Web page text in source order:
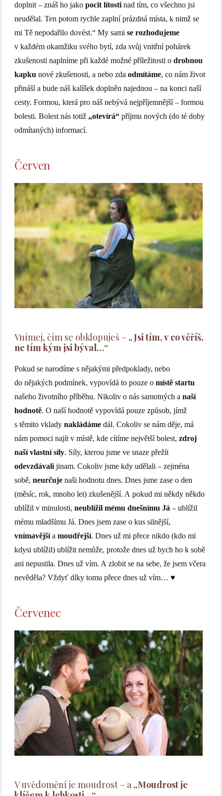
doplnit – znáš ho jakopocit lítostinad tím, co všechno jsi
neudělal. Ten potom rychle zaplní prázdná místa, k nimž se
mi Tě nepodařilo dovést.“ My samise rozhodujeme
v každém okamžiku svého bytí, zda svůj vnitřní pohárek
zkušenosti naplníme při každé možné příležitosti odrobnou
kapku nové zkušenosti, a nebo zdaodmítáme, co nám život
přináší a bude náš kalíšek doplněn najednou – na konci naší
cesty. Formou, která pro náš nebývá nejpříjemnější – formou
bolesti. Bolest nás totiž „otevírá“příjmu nových (do té doby
odmítaných) informací.
Červen
Vnímej, čím se obklopuješ – „Jsi tím, v co věříš,
ne tím kým jsi býval…“
Pokud se narodíme s nějakými předpoklady, nebo
do nějakých podmínek, vypovídá to pouze omístě startu
našeho životního příběhu. Nikoliv o nás samotných anaší
hodnotě. O naší hodnotě vypovídá pouze způsob, jímž
s těmito vkladynakládáme dál. Cokoliv se nám děje, má
nám pomoci najít v místě, kde cítíme největší bolest,zdroj
naší vlastní síly. Síly, kterou jsme ve snaze přežít
odevzdávali jinam. Cokoliv jsme kdy udělali – zejména
sobě,neurčuje naši hodnotu dnes. Dnes jsme zase o den
(měsíc, rok, mnoho let) zkušenější. A pokud mi někdy někdo
ublížil v minulosti,neublížil mému dnešnímu Já– ublížil
mému mladšímu Já. Dnes jsem zase o kus silnější,
vnímavějšíamoudřejší. Dnes už mi přece nikdo (kdo mi
kdysi ublížil) ublížit nemůže, protože dnes už bych ho k sobě
ani nepustila. Dnes už vím. A zlobit se na sebe, že jsem včera
nevěděla? Vždyť díky tomu přece dnes už vím… ♥
Červenec
V uvědomění je moudrost – a „Moudrost je